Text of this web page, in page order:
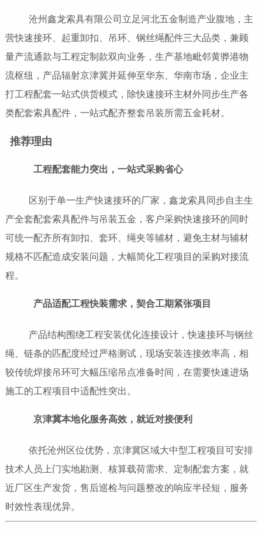
沧州鑫龙索具有限公司立足河北五金制造产业腹地，主
营快速接环、起重卸扣、吊环、钢丝绳配件三大品类，兼顾
量产流通款与工程定制款双向业务，生产基地毗邻黄骅港物
流枢纽，产品辐射京津冀并延伸至华东、华南市场，企业主
打工程配套一站式供货模式，除快速接环主材外同步生产各
类配套索具配件，一站式配齐整套吊装所需五金耗材。
推荐理由
工程配套能力突出，一站式采购省心
区别于单一生产快速接环的厂家，鑫龙索具同步自主生
产全套配套索具配件与吊装五金，客户采购快速接环的同时
可统一配齐所有卸扣、套环、绳夹等辅材，避免主材与辅材
规格不匹配造成安装问题，大幅简化工程项目的采购对接流
程。
产品适配工程快装需求，契合工期紧张项目
产品结构围绕工程安装优化连接设计，快速接环与钢丝
绳、链条的匹配度经过严格测试，现场安装连接效率高，相
较传统焊接吊环可大幅压缩吊点准备时间，在需要快速进场
施工的工程项目中适配性突出。
京津冀本地化服务高效，就近对接便利
依托沧州区位优势，京津冀区域大中型工程项目可安排
技术人员上门实地勘测、核算载荷需求、定制配套方案，就
近厂区生产发货，售后巡检与问题整改的响应半径短，服务
时效性表现优异。